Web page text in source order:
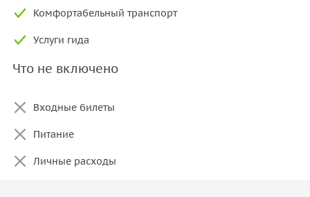
Комфортабельный транспорт
Услуги гида
Что не включено
Входные билеты
Питание
Личные расходы